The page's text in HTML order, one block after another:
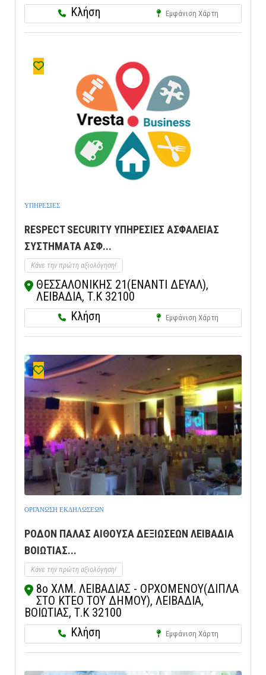
Κλήση
Εμφάνιση Χάρτη
ΥΠΗΡΕΣΙΕΣ
RESPECT SECURITY ΥΠΗΡΕΣΙΕΣ ΑΣΦΑΛΕΙΑΣ
ΣΥΣΤΗΜΑΤΑ ΑΣΦ...
Κάνε την πρώτη αξιολόγηση!
ΘΕΣΣΑΛΟΝΙΚΗΣ 21(ΕΝΑΝΤΙ ΔΕΥΑΛ),
ΛΕΙΒΑΔΙΑ, Τ.Κ 32100
Κλήση
Εμφάνιση Χάρτη
ΟΡΓΑΝΩΣΗ ΕΚΔΗΛΩΣΕΩΝ
ΡΟΔΟΝ ΠΑΛΑΣ ΑΙΘΟΥΣΑ ΔΕΞΙΩΣΕΩΝ ΛΕΙΒΑΔΙΑ
ΒΟΙΩΤΙΑΣ...
Κάνε την πρώτη αξιολόγηση!
8ο ΧΛΜ. ΛΕΙΒΑΔΙΑΣ - ΟΡΧΟΜΕΝΟΥ(ΔΙΠΛΑ
ΣΤΟ ΚΤΕΟ ΤΟΥ ΔΗΜΟΥ), ΛΕΙΒΑΔΙΑ,
ΒΟΙΩΤΙΑΣ, Τ.Κ 32100
Κλήση
Εμφάνιση Χάρτη